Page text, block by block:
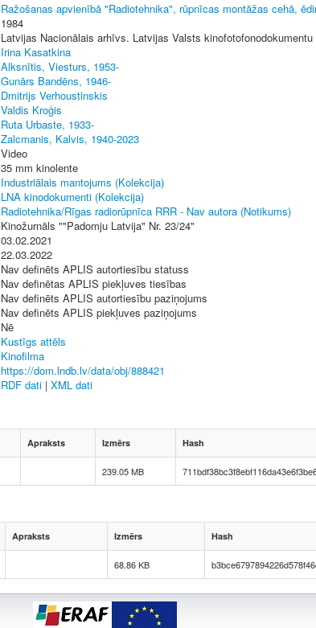
Ražošanas apvienībā "Radiotehnika", rūpnīcas montāžas cehā,
1984
Latvijas Nacionālais arhīvs. Latvijas Valsts kinofotofonodokumentu
Irina Kasatkina
Alksnītis, Viesturs, 1953-
Gunārs Bandēns, 1946-
Dmitrijs Verhoustinskis
Valdis Kroģis
Ruta Urbaste, 1933-
Zalcmanis, Kalvis, 1940-2023
Video
35 mm kinolente
Industriālais mantojums (Kolekcija)
LNA kinodokumenti (Kolekcija)
Radiotehnika/Rīgas radiorūpnīca RRR - Nav autora (Notikums)
Kinožurnāls ""Padomju Latvija" Nr. 23/24"
03.02.2021
22.03.2022
Nav definēts APLIS autortiesību statuss
Nav definētas APLIS piekļuves tiesības
Nav definēts APLIS autortiesību paziņojums
Nav definēts APLIS piekļuves paziņojums
Nē
Kustīgs attēls
Kinofilma
https://dom.lndb.lv/data/obj/888421
RDF dati | XML dati
Apraksts Izmērs Hash
239.05 MB
Apraksts Izmērs Hash
68.86 KB